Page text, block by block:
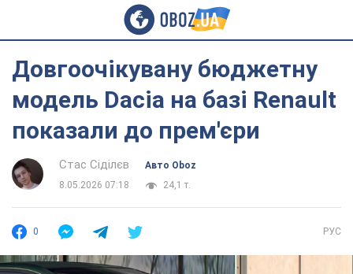
Довгоочікувану бюджетну
модель Dacia на базі Renault
показали до прем'єри
Стас Сіділєв
Авто Oboz
8.05.2026 07:18
24,1 т.
0 РУС